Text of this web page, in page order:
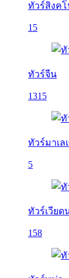
ทัวร์สิงคโ
15
ทัวร์จีน
1315
ทัวร์มาเล
5
ทัวร์เวียด
158